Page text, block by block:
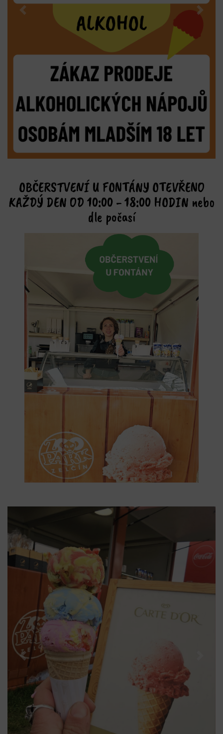
KAŽDÝ DEN OD 10:00 - 18:00 HODIN nebo
dle počasí
Previous